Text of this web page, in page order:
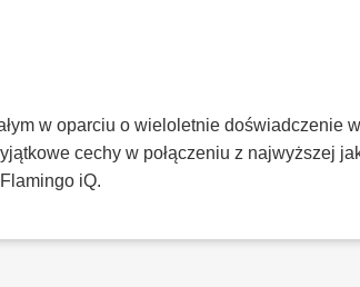
w oparciu o wieloletnie doświadczenie
cechy w połączeniu z najwyższej
iQ.